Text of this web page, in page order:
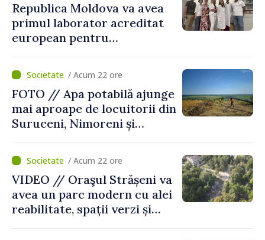
Republica Moldova va avea
primul laborator acreditat
european pentru
viței-de-vie
/ Acum 22 ore
FOTO // Apa potabilă ajunge
mai aproape de locuitorii din
Suruceni, Nimoreni și
/ Acum 22 ore
VIDEO // Oraşul Strășeni va
avea un parc modern cu alei
reabilitate, spații verzi și